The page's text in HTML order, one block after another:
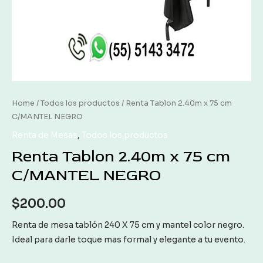
Home /Todos los productos / Renta Tablon 2.40m x 75 cm
C/MANTEL NEGRO
Renta de Mesas, Todos los productos
Renta Tablon 2.40m x 75 cm
C/MANTEL NEGRO
$200.00
Renta de mesa tablón 240 X 75 cm y mantel color negro.
Ideal para darle toque mas formal y elegante a tu evento.